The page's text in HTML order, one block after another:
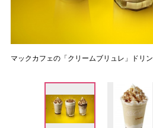
マックカフェの「クリームブリュレ」ドリ